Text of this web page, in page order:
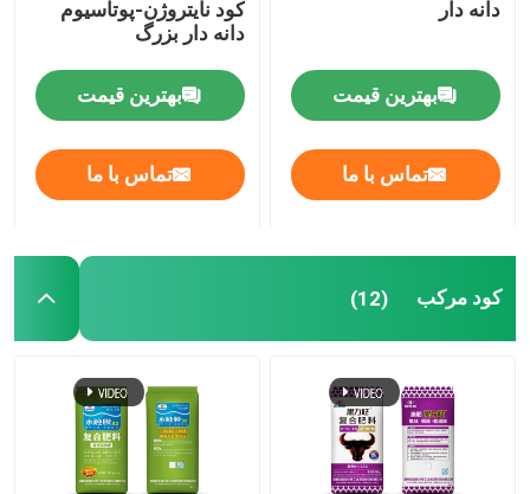
دانه دار
بهترین قیمت
تماس با ما
کود نایتروژن-پوتاسیوم
دانه دار بزرگ
بهترین قیمت
تماس با ما
کود مرکب (12)